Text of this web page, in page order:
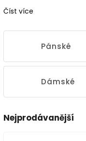
Číst více
Pánské
Dámské
Nejprodávanější